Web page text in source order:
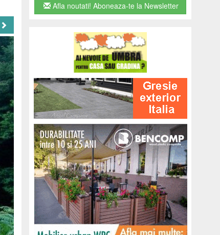
Afla noutati! Aboneaza-te la Newsletter